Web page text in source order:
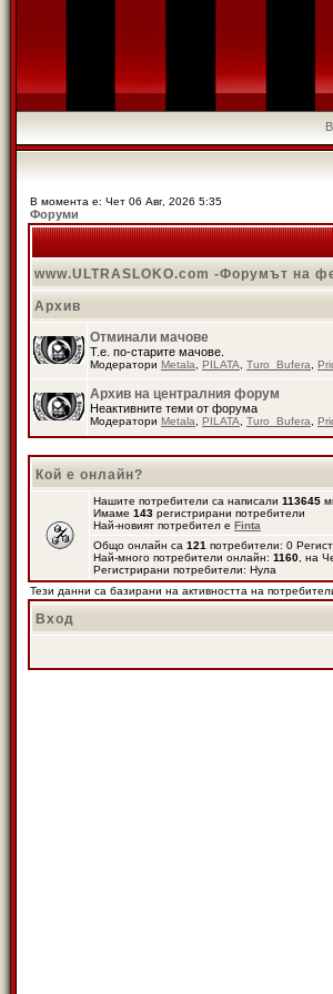
В момента е: Чет 06 Авг, 2026 5:35
Форуми
www.ULTRASLOKO.com -Форумът на
Архив
Отминали мачове
Т.е. по-старите мачове.
Модератори Metala PILATA Turo_Bufera
Архив на централния форум
Неактивните теми от форума
Модератори Metala PILATA Turo_Bufera
Кой е онлайн?
Нашите потребители са написали 113645
Имаме 143 регистрирани потребители
Най-новият потребител е Finta
Общо онлайн са 121 потребители: 0
Най-много потребители онлайн: 1160 , на
Регистрирани потребители: Нула
Тези данни са базирани на активността на
Вход